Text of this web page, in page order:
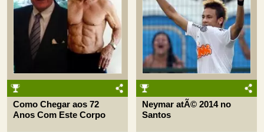
Como Chegar aos 72
Anos Com Este Corpo
Neymar atÃ© 2014 no
Santos